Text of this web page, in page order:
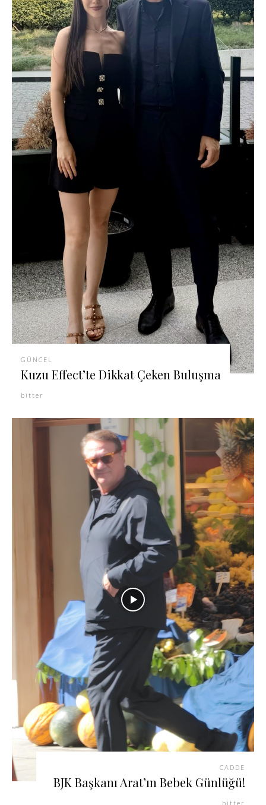
GÜNCEL
Kuzu Effect’te Dikkat Çeken Buluşma
bitter
CADDE
BJK Başkanı Arat’ın Bebek Günlüğü!
bitter